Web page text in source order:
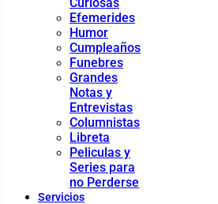
Efemerides
Humor
Cumpleaños
Funebres
Grandes
Notas y
Entrevistas
Columnistas
Libreta
Peliculas y
Series para
no Perderse
Servicios